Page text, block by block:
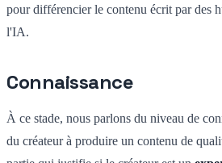
pour différencier le contenu écrit par des
l'IA.
Connaissance
À ce stade, nous parlons du niveau de
du créateur à produire un contenu de